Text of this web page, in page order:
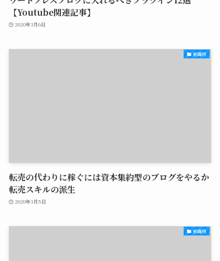
【Youtube関連記事】
2020年3月6日
動画用
転売の代わりに稼ぐには資本集約型のブログをやるか
転売スキルの派生
2020年3月5日
動画用